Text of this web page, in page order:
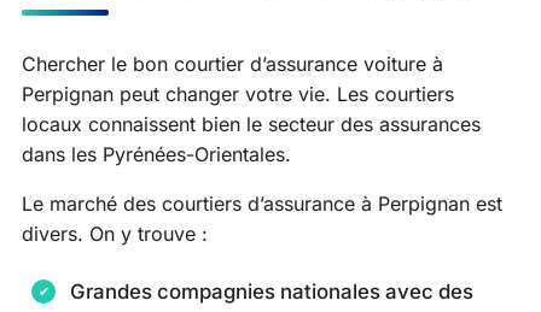
Chercher le bon courtier d’assurance voiture à
Perpignan peut changer votre vie. Les courtiers
locaux connaissent bien le secteur des assurances
dans les Pyrénées-Orientales.
Le marché des courtiers d’assurance à Perpignan est
divers. On y trouve :
Grandes compagnies nationales avec des